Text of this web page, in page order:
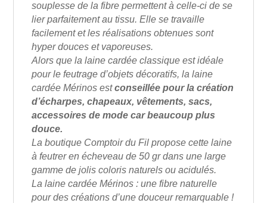
souplesse de la fibre permettent à celle-ci de se
lier parfaitement au tissu. Elle se travaille
facilement et les réalisations obtenues sont
hyper douces et vaporeuses.
Alors que la laine cardée classique est idéale
pour le feutrage d’objets décoratifs, la laine
cardée Mérinos estconseillée pour la création
d’écharpes, chapeaux, vêtements, sacs,
accessoires de mode car beaucoup plus
douce.
La boutique Comptoir du Fil propose cette laine
à feutrer en écheveau de 50 gr dans une large
gamme de jolis coloris naturels ou acidulés.
La laine cardée Mérinos : une fibre naturelle
pour des créations d’une douceur remarquable !